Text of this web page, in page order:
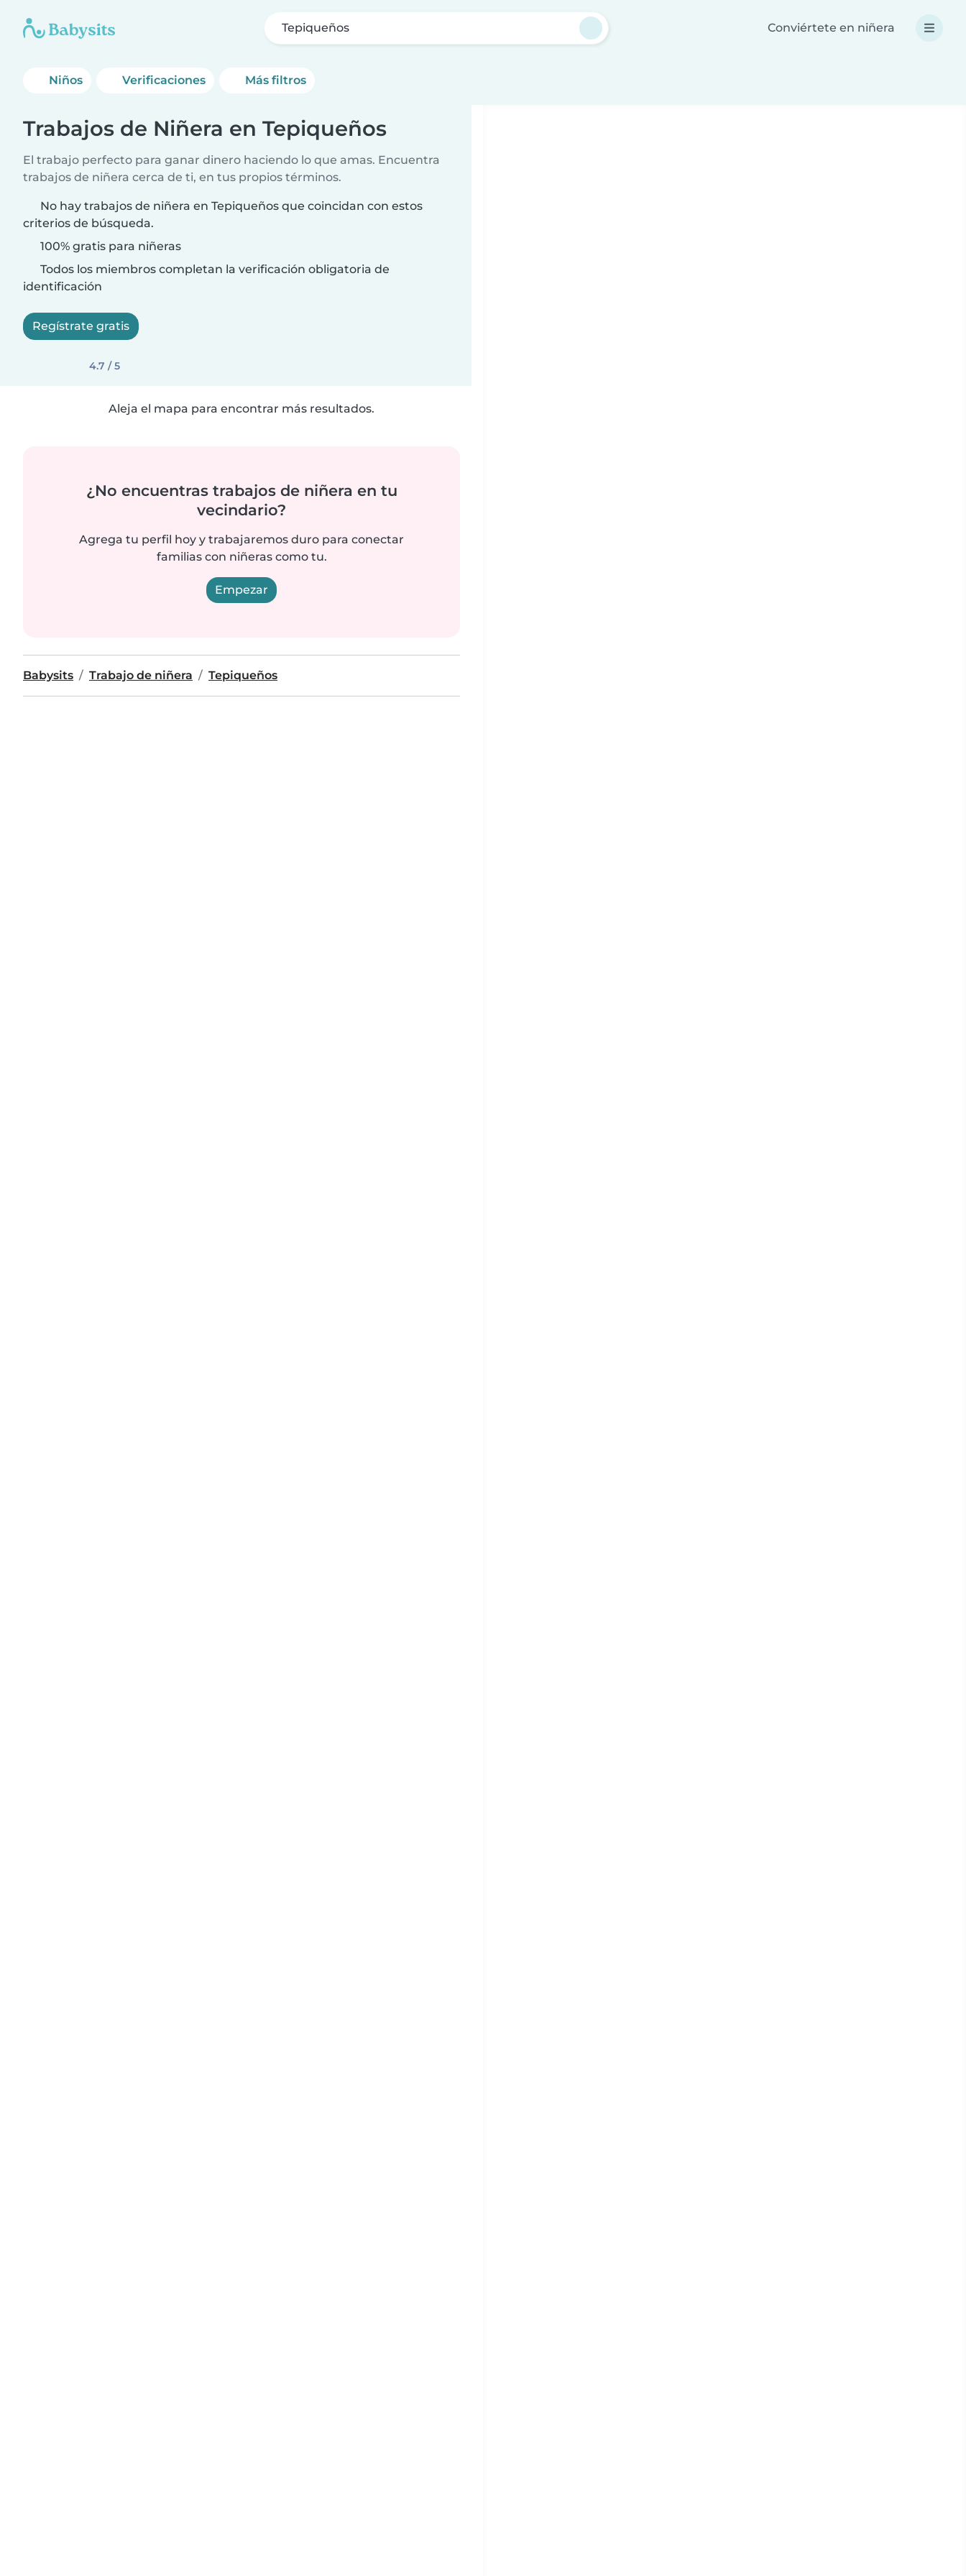
Tepiqueños Conviértete en niñera
Niños Verificaciones Más filtros
Trabajos de Niñera en Tepiqueños
El trabajo perfecto para ganar dinero haciendo lo que amas. Encuentra
trabajos de niñera cerca de ti, en tus propios términos.
No hay trabajos de niñera en Tepiqueños que coincidan con estos
criterios de búsqueda.
100% gratis para niñeras
Todos los miembros completan la verificación obligatoria de
identificación
Regístrate gratis
4.7 / 5
Aleja el mapa para encontrar más resultados.
¿No encuentras trabajos de niñera en tu
vecindario?
Agrega tu perfil hoy y trabajaremos duro para conectar
familias con niñeras como tu.
Empezar
Babysits Trabajo de niñera Tepiqueños